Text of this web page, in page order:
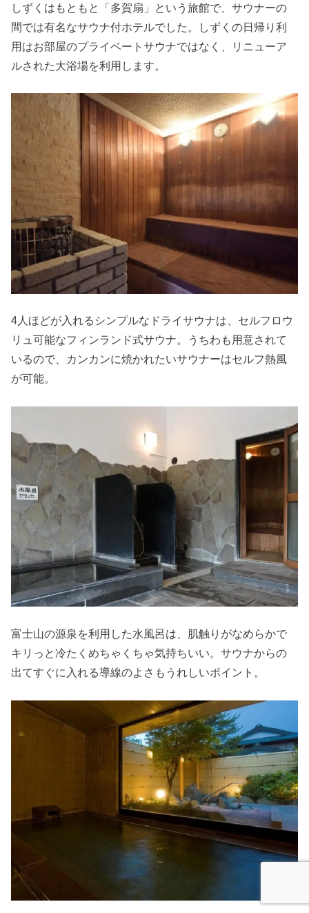
しずくはもともと「多賀扇」という旅館で、サウナーの
間では有名なサウナ付ホテルでした。しずくの日帰り利
用はお部屋のプライベートサウナではなく、リニューア
ルされた大浴場を利用します。
4人ほどが入れるシンプルなドライサウナは、セルフロウ
リュ可能なフィンランド式サウナ。うちわも用意されて
いるので、カンカンに焼かれたいサウナーはセルフ熱風
が可能。
富士山の源泉を利用した水風呂は、肌触りがなめらかで
キリっと冷たくめちゃくちゃ気持ちいい。サウナからの
出てすぐに入れる導線のよさもうれしいポイント。